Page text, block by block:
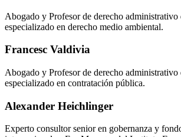
Abogado y Profesor de derecho
especializado en derecho medio ambiental.
Francesc Valdivia
Abogado y Profesor de derecho
especializado en contratación pública.
Alexander Heichlinger
Experto consultor senior en gobernanza y